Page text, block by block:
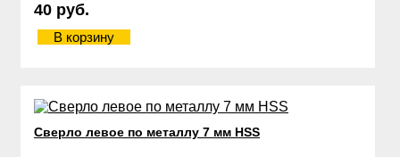
40 руб.
В корзину
Сверло левое по металлу 7 мм HSS